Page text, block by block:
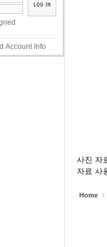
Account Info
사진 자
자료 사
Home
5